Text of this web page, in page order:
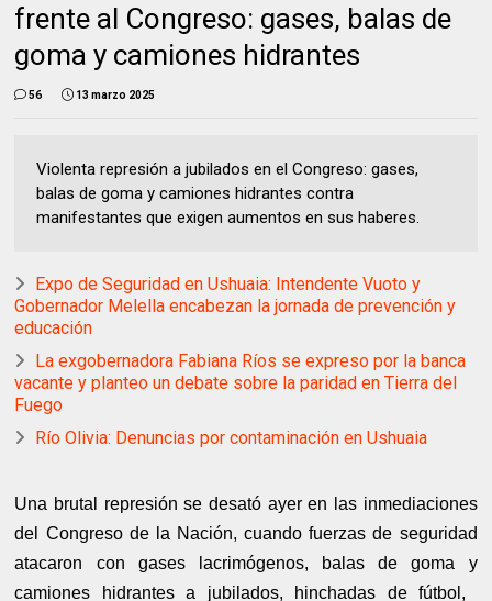
frente al Congreso: gases, balas de
goma y camiones hidrantes
56 13 marzo 2025
Violenta represión a jubilados en el Congreso: gases,
balas de goma y camiones hidrantes contra
manifestantes que exigen aumentos en sus haberes.
Expo de Seguridad en Ushuaia: Intendente Vuoto y
Gobernador Melella encabezan la jornada de prevención y
educación
La exgobernadora Fabiana Ríos se expreso por la banca
vacante y planteo un debate sobre la paridad en Tierra del
Fuego
Río Olivia: Denuncias por contaminación en Ushuaia
Una brutal represión se desató ayer en las inmediaciones
del Congreso de la Nación, cuando fuerzas de seguridad
atacaron con gases lacrimógenos, balas de goma y
camiones hidrantes a jubilados, hinchadas de fútbol, ​​